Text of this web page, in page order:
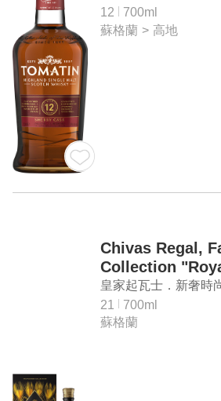
蘇格蘭威士忌
12
700ml
蘇格蘭 > 高地
Chivas Regal,
Collection
Years Old
Whisky (The
Edition, Gold)
皇家起瓦士．新奢時
炮」21年調和蘇格蘭
Reed，燦金羽冠）
21
700ml
蘇格蘭